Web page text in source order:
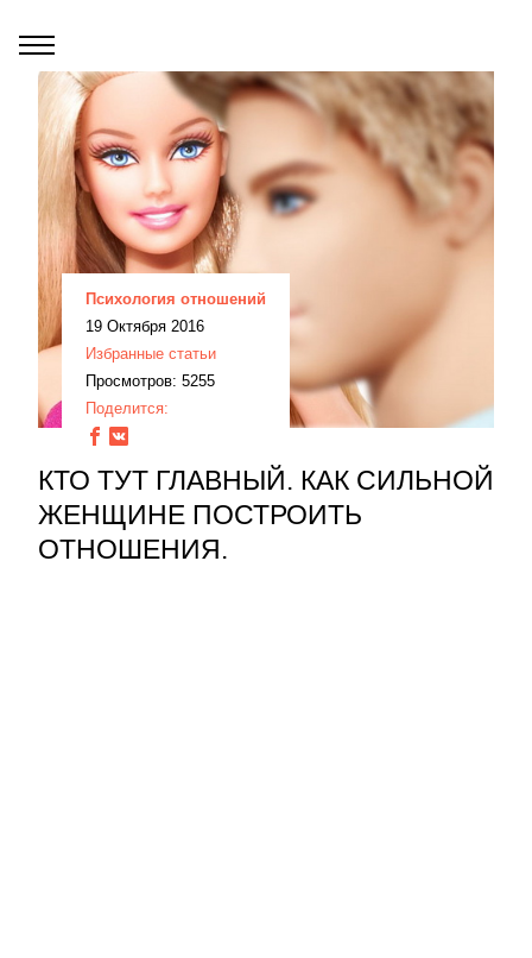
Психология отношений
19 Октября 2016
Избранные статьи
Просмотров: 5255
Поделится:
КТО ТУТ ГЛАВНЫЙ. КАК СИЛЬНОЙ
ЖЕНЩИНЕ ПОСТРОИТЬ
ОТНОШЕНИЯ.